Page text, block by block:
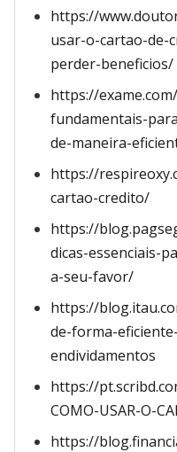
https://
usar-o-cartao-de-
perder-beneficios/
https://
fundamentais-
de-maneira-
https://
cartao-credito/
https://
dicas-essenciais-
a-seu-favor/
https://
de-forma-
endividamentos
https://
COMO-USAR-O-
https://